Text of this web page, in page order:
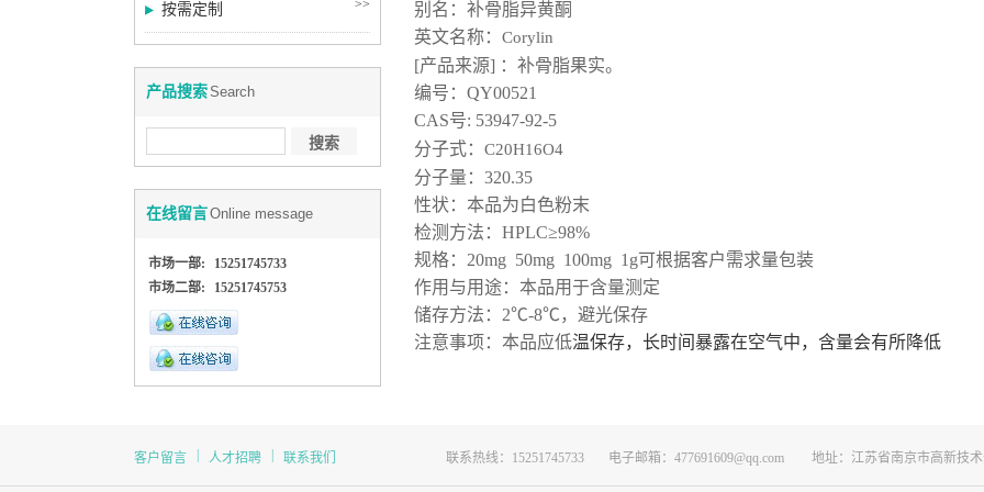
按需定制 >>
产品搜索Search
在线留言Online message
市场一部:
15251745733
市场二部:
15251745753
别名：补骨脂异黄酮
英文名称： Corylin
[产品来源] ： 补骨脂果实。
编号： QY00521
CAS号: 53947-92-5
分子式： C20H16O4
分子量 ： 320.35
性状： 本品为白色粉末
检测方法： HPLC≥98%
规格： 20mg 50mg 100mg 1g可根据客户需求量包装
作用与用途：本品用于含量测定
储存方法： 2℃-8℃，避光保存
注意事项：本品应低温保存，长时间暴露在空气中，含量会有所降低
客户留言 人才招聘 联系我们 联系热线：15251745733 电子邮箱：477691609@qq.com 地址：江苏省南京市高新技